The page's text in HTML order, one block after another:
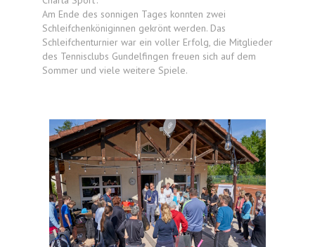
Am Ende des sonnigen Tages konnten zwei
Schleifchenköniginnen gekrönt werden. Das
Schleifchenturnier war ein voller Erfolg, die Mitglieder
des Tennisclubs Gundelfingen freuen sich auf dem
Sommer und viele weitere Spiele.